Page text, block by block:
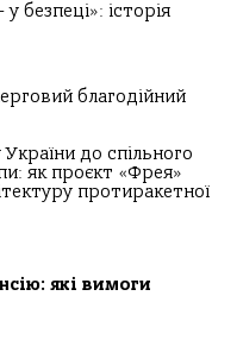
безпеці»: історія
благодійний
України до спільного
як проєкт «Фрея»
протиракетної
які вимоги